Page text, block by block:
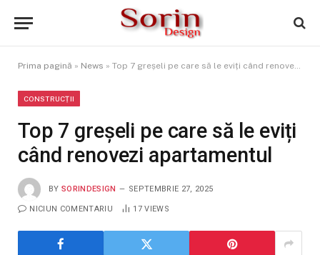
Prima pagină » News » Top 7 greșeli pe care să le eviți când renovezi apartamentul
CONSTRUCȚII
Top 7 greșeli pe care să le eviți
când renovezi apartamentul
BY SORINDESIGN SEPTEMBRIE 27, 2025
NICIUN COMENTARIU 17VIEWS